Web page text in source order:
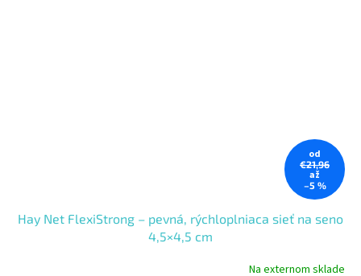
od
€21,96
až
–5 %
Hay Net FlexiStrong – pevná, rýchloplniaca sieť na seno
4,5×4,5 cm
Na externom sklade